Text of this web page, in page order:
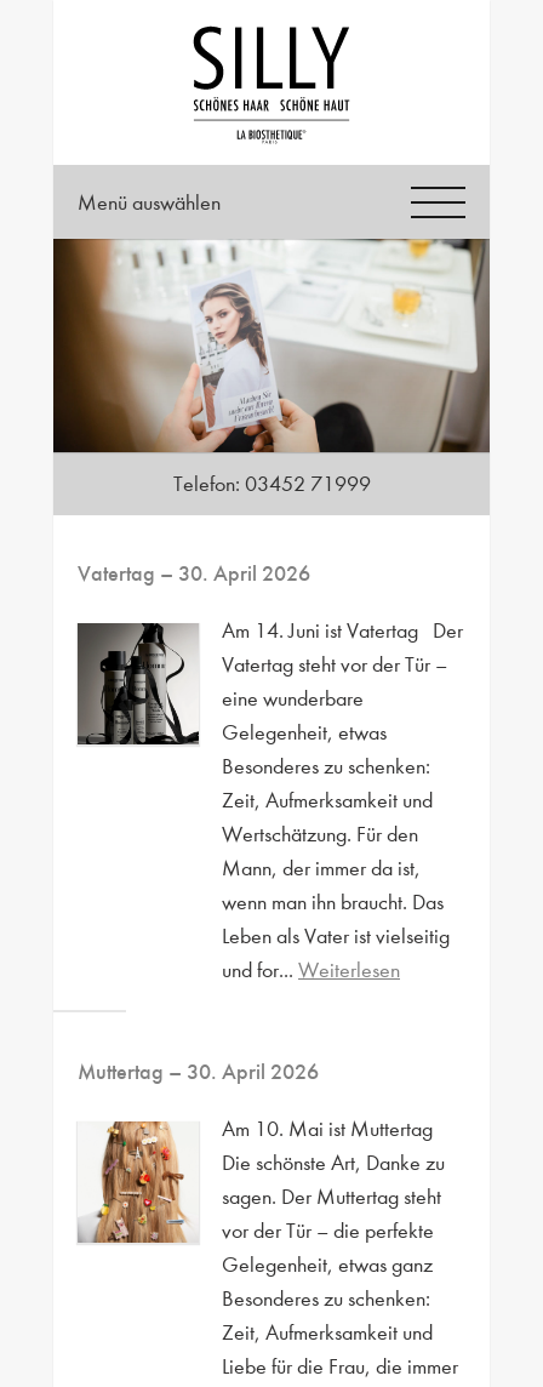
Menü auswählen
Telefon: 03452 71999
Vatertag – 30. April 2026
Am 14. Juni ist Vatertag Der
Vatertag steht vor der Tür –
eine wunderbare
Gelegenheit, etwas
Besonderes zu schenken:
Zeit, Aufmerksamkeit und
Wertschätzung. Für den
Mann, der immer da ist,
wenn man ihn braucht. Das
Leben als Vater ist vielseitig
und for... Weiterlesen
Muttertag – 30. April 2026
Am 10. Mai ist Muttertag
Die schönste Art, Danke zu
sagen. Der Muttertag steht
vor der Tür – die perfekte
Gelegenheit, etwas ganz
Besonderes zu schenken:
Zeit, Aufmerksamkeit und
Liebe für die Frau, die immer